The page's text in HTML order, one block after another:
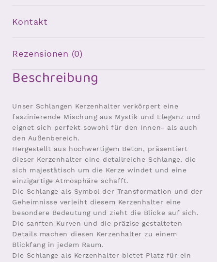
Kontakt
Rezensionen (0)
Beschreibung
Unser Schlangen Kerzenhalter verkörpert eine
faszinierende Mischung aus Mystik und Eleganz und
eignet sich perfekt sowohl für den Innen- als auch
den Außenbereich.
Hergestellt aus hochwertigem Beton, präsentiert
dieser Kerzenhalter eine detailreiche Schlange, die
sich majestätisch um die Kerze windet und eine
einzigartige Atmosphäre schafft.
Die Schlange als Symbol der Transformation und der
Geheimnisse verleiht diesem Kerzenhalter eine
besondere Bedeutung und zieht die Blicke auf sich.
Die sanften Kurven und die präzise gestalteten
Details machen diesen Kerzenhalter zu einem
Blickfang in jedem Raum.
Die Schlange als Kerzenhalter bietet Platz für ein